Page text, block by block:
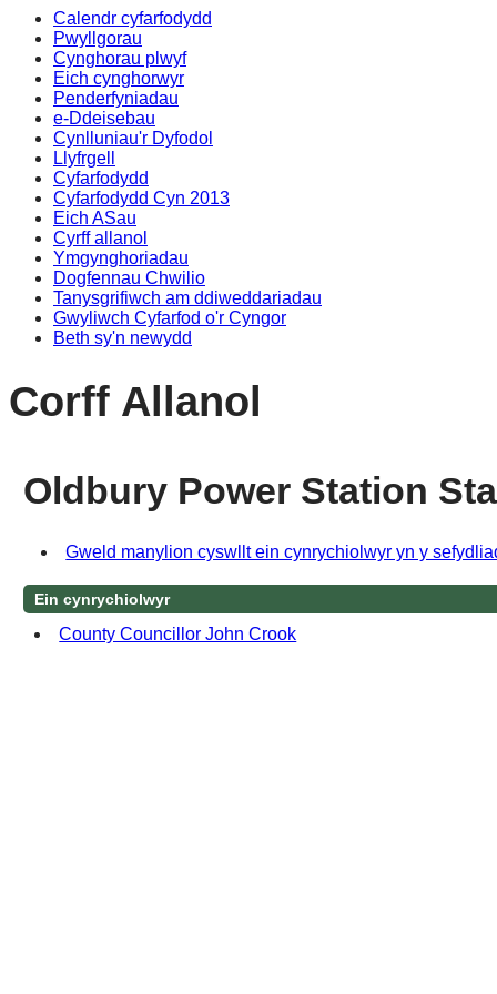
Calendr cyfarfodydd
Pwyllgorau
Cynghorau plwyf
Eich cynghorwyr
Penderfyniadau
e-Ddeisebau
Cynlluniau'r Dyfodol
Llyfrgell
Cyfarfodydd
Cyfarfodydd Cyn 2013
Eich ASau
Cyrff allanol
Ymgynghoriadau
Dogfennau Chwilio
Tanysgrifiwch am ddiweddariadau
Gwyliwch Cyfarfod o'r Cyngor
Beth sy'n newydd
Corff Allanol
Oldbury Power Station
Gweld manylion cyswllt ein cynrychiolwyr yn y
Ein cynrychiolwyr
County Councillor John Crook